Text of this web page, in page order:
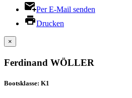
Per E-Mail senden
Drucken
×
Ferdinand WÖLLER
Bootsklasse: K1